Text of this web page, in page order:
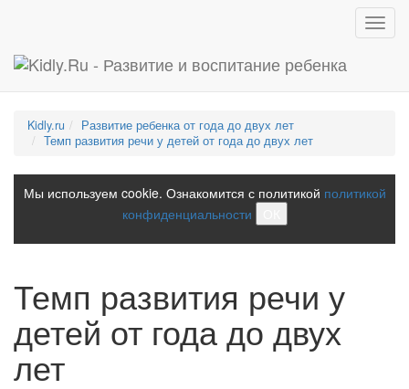
Kidly.ru
Развитие ребенка от года до двух лет
Темп развития речи у детей от года до двух лет
Мы используем cookie. Ознакомится с политикой политикой
конфиденциальности
Темп развития речи у
детей от года до двух
лет